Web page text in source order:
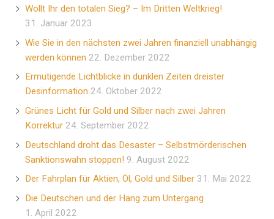
Wollt Ihr den totalen Sieg? – Im Dritten Weltkrieg!
31. Januar 2023
Wie Sie in den nächsten zwei Jahren finanziell unabhängig
werden können 22. Dezember 2022
Ermutigende Lichtblicke in dunklen Zeiten dreister
Desinformation 24. Oktober 2022
Grünes Licht für Gold und Silber nach zwei Jahren
Korrektur 24. September 2022
Deutschland droht das Desaster – Selbstmörderischen
Sanktionswahn stoppen! 9. August 2022
Der Fahrplan für Aktien, Öl, Gold und Silber 31. Mai 2022
Die Deutschen und der Hang zum Untergang
1. April 2022